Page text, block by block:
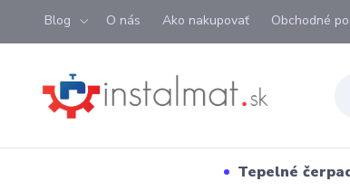
Blog O nás Ako nakupovať Obchodné
Tepelné